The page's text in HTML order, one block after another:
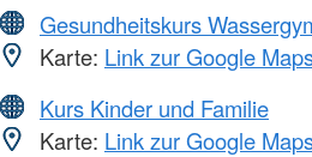
Gesundheitskurs
Karte: Link zur Google
Kurs Kinder und Familie
Karte: Link zur Google